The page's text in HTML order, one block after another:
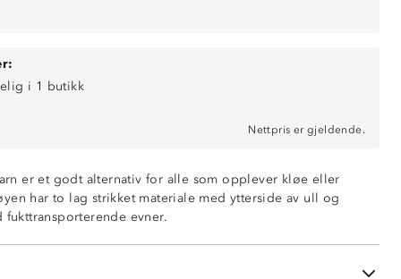
i 1 butikk
Nettpris er gjeldende.
er et godt alternativ for alle som opplever kløe eller
har to lag strikket materiale med ytterside av ull og
fukttransporterende evner.
innside, 10% merinoull / 90% polyester